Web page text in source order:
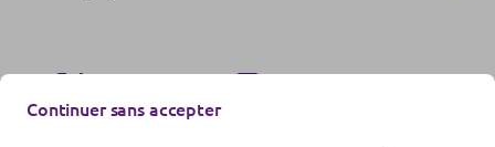
Continuer sans accepter